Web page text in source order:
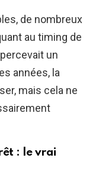
de nombreux
au timing de
un
années, la
mais cela ne
: le vrai